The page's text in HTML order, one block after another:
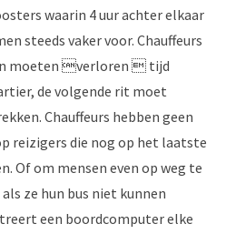
waarin 4 uur achter elkaar
steeds vaker voor. Chauffeurs
moeten verloren  tijd
de volgende rit moet
Chauffeurs hebben geen
reizigers die nog op het laatste
Of om mensen even op weg te
ze hun bus niet kunnen
een boordcomputer elke